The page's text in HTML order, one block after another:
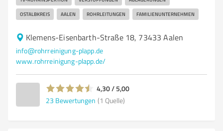
OSTALBKREIS AALEN ROHRLEITUNGEN FAMILIENUNTERNEHMEN
Klemens-Eisenbarth-Straße 18, 73433 Aalen
info@rohrreinigung-plapp.de
www.rohrreinigung-plapp.de/
4,30 / 5,00
23 Bewertungen (1 Quelle)